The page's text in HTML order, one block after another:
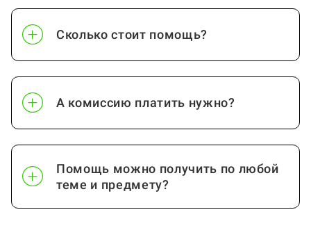
Сколько стоит помощь?
А комиссию платить нужно?
Помощь можно получить по любой
теме и предмету?